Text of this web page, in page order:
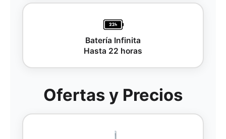
Batería Infinita
Hasta 22 horas
Ofertas y Precios